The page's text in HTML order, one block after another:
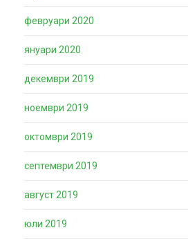
февруари 2020
януари 2020
декември 2019
ноември 2019
октомври 2019
септември 2019
август 2019
юли 2019